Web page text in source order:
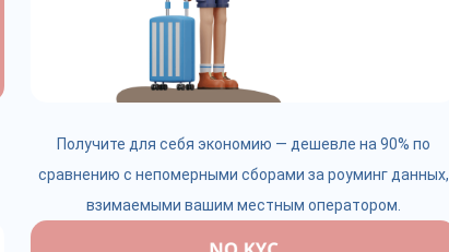
Получите для себя экономию — дешевле на 90% по
сравнению с непомерными сборами за роуминг данных,
взимаемыми вашим местным оператором.